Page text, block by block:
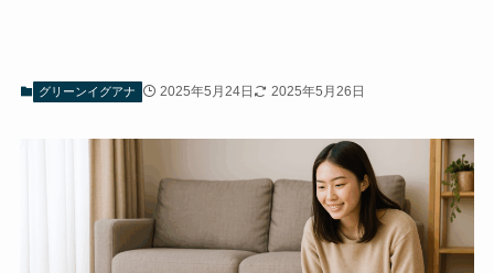
グリーンイグアナ 2025年5月24日 2025年5月26日